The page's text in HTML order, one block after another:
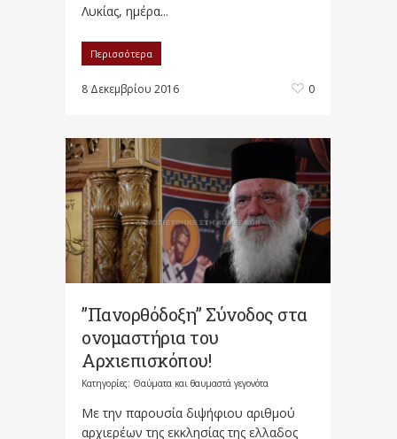
Λυκίας, ημέρα...
Περισσότερα
8 Δεκεμβρίου 2016 0
”Πανορθόδοξη” Σύνοδος στα
ονομαστήρια του
Αρχιεπισκόπου!
Κατηγορίες: Θαύματα και θαυμαστά γεγονότα
Με την παρουσία διψήφιου αριθμού
αρχιερέων της εκκλησίας της ελλαδος